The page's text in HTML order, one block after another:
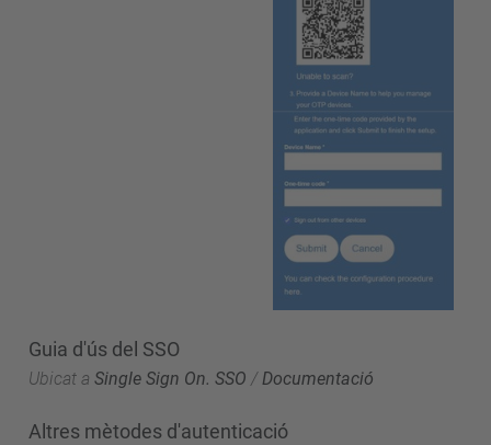
Guia d'ús del SSO
Ubicat a Single Sign On. SSO / Documentació
Altres mètodes d'autenticació